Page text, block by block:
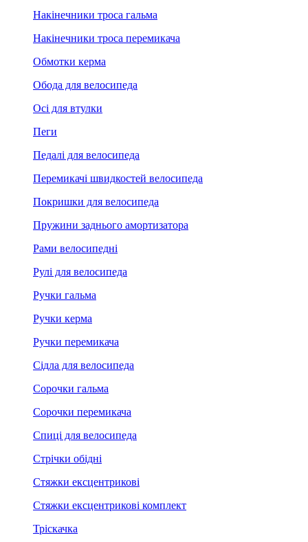
Накінечники троса гальма
Накінечники троса перемикача
Обмотки керма
Обода для велосипеда
Осі для втулки
Пеги
Педалі для велосипеда
Перемикачі швидкостей велосипеда
Покришки для велосипеда
Пружини заднього амортизатора
Рами велосипедні
Рулі для велосипеда
Ручки гальма
Ручки керма
Ручки перемикача
Сідла для велосипеда
Сорочки гальма
Сорочки перемикача
Спиці для велосипеда
Стрічки обідні
Стяжки ексцентрикові
Стяжки ексцентрикові комплект
Тріскачка